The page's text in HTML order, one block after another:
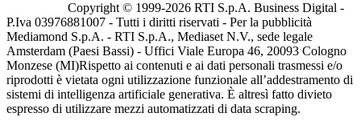
Copyright © 1999-2026 RTI S.p.A. Business Digital -
P.Iva 03976881007 - Tutti i diritti riservati - Per la pubblicità
Mediamond S.p.A. - RTI S.p.A., Mediaset N.V., sede legale
Amsterdam (Paesi Bassi) - Uffici Viale Europa 46, 20093 Cologno
Monzese (MI)Rispetto ai contenuti e ai dati personali trasmessi e/o
riprodotti è vietata ogni utilizzazione funzionale all’addestramento di
sistemi di intelligenza artificiale generativa. È altresì fatto divieto
espresso di utilizzare mezzi automatizzati di data scraping.